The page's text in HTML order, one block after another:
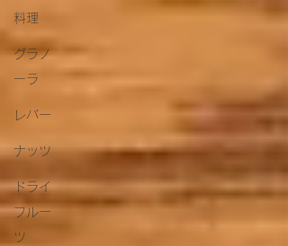
料理
グラノ
ーラ
レバー
ナッツ
ドライ
フルー
ツ